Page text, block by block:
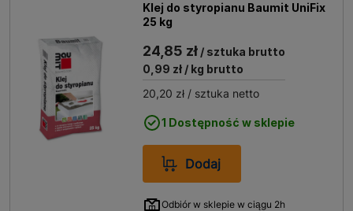
Klej do styropianu Baumit UniFix
25 kg
24,85 zł / sztuka brutto
0,99 zł / kg brutto
20,20 zł / sztuka netto
1 Dostępność w sklepie
Dodaj
Odbiór w sklepie w ciągu 2h